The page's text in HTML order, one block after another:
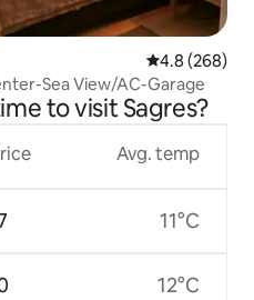
4.8 out of 5
4.8 (268)
Sea View/AC-Garage
to visit Sagres?
Avg. temp
11°C
12°C